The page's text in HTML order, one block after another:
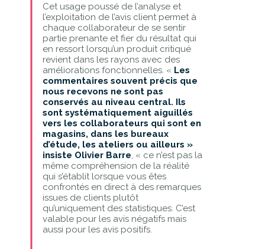
Cet usage poussé de l’analyse et
l’exploitation de l’avis client permet à
chaque collaborateur de se sentir
partie prenante et fier du résultat qui
en ressort lorsqu’un produit critiqué
revient dans les rayons avec des
améliorations fonctionnelles. « Les
commentaires souvent précis que
nous recevons ne sont pas
conservés au niveau central. Ils
sont systématiquement aiguillés
vers les collaborateurs qui sont en
magasins, dans les bureaux
d’étude, les ateliers ou ailleurs »
insiste Olivier Barre, « ce n’est pas la
même compréhension de la réalité
qui s’établit lorsque vous êtes
confrontés en direct à des remarques
issues de clients plutôt
qu’uniquement des statistiques. C’est
valable pour les avis négatifs mais
aussi pour les avis positifs.